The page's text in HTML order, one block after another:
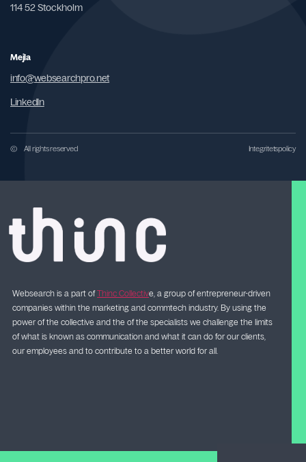
114 52 Stockholm
Mejla
info@websearchpro.net
LinkedIn
© All rights reserved Integritetspolicy
Websearch is a part ofThinc Collective, a group of entrepreneur-driven
companies within the marketing and commtech industry. By using the
power of the collective and the of the specialists we challenge the limits
of what is known as communication and what it can do for our clients,
our employees and to contribute to a better world for all.